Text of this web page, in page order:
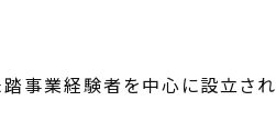
事業経験者を中心に設立さ